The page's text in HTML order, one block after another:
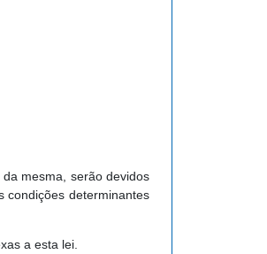
mesma, serão devidos
condições determinantes
a esta lei.